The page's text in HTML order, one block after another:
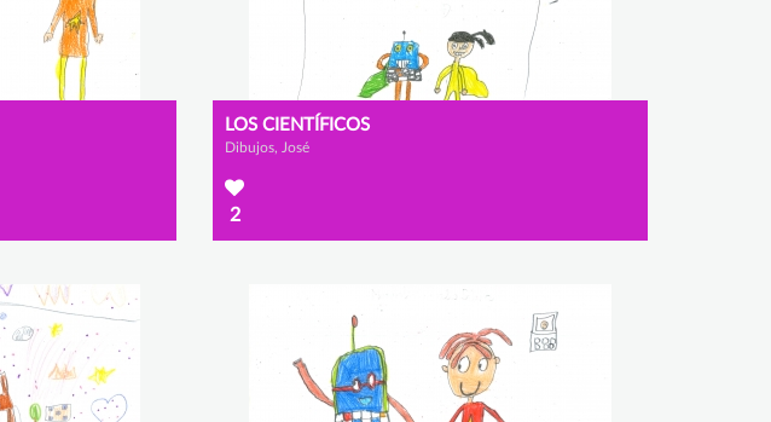
LOS CIENTÍFICOS
Dibujos, José
2